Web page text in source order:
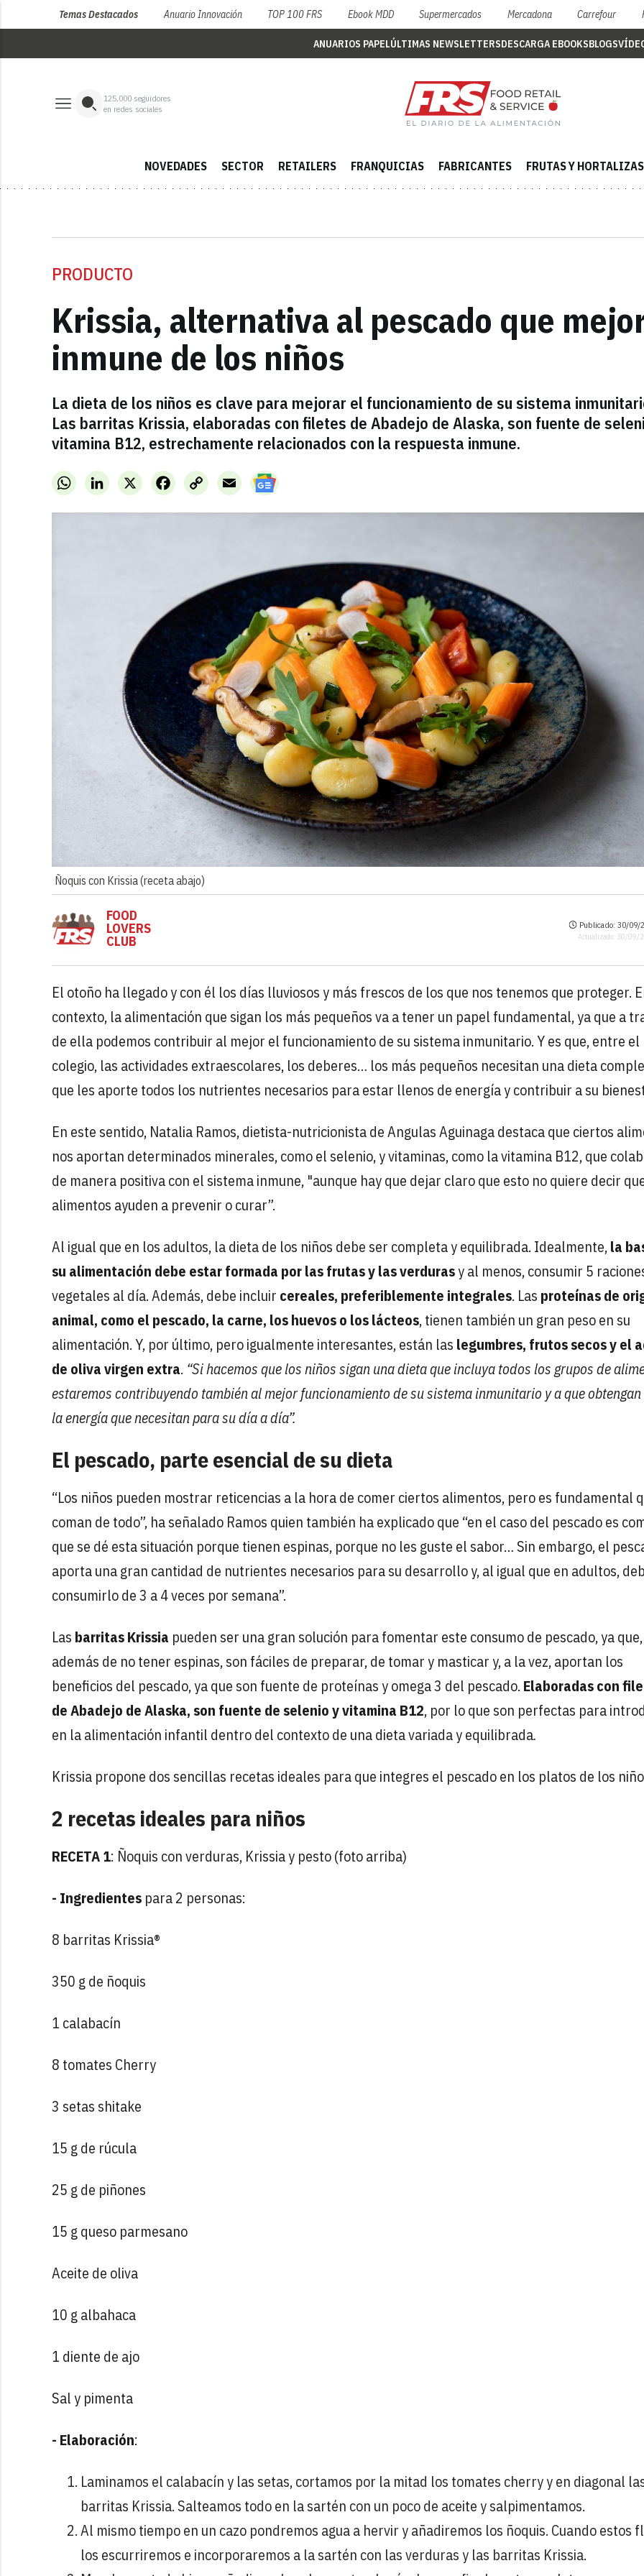
Temas Destacados Anuario Innovación TOP 100 FRS Ebook MDD Supermercados Mercadona Carrefour
ANUARIOS PAPELÚLTIMAS NEWSLETTERSDESCARGA EBOOKSBLOGS
125,000 seguidores
en redes sociales
NOVEDADES SECTOR RETAILERS FRANQUICIAS FABRICANTES FRUTAS Y HORTALIZAS
PRODUCTO
Krissia, alternativa al pescado que
inmune de los niños
La dieta de los niños es clave para mejorar el funcionamiento de su sistema
Las barritas Krissia, elaboradas con filetes de Abadejo de Alaska, son fuente de
vitamina B12, estrechamente relacionados con la respuesta inmune.
WhatsAppLinkedInX FacebookCopy
Link
Email
Ñoquis con Krissia (receta abajo)
FOOD
LOVERS
CLUB
Publicado: 30/09/
Actualizado: 30/09/
El otoño ha llegado y con él los días lluviosos y más frescos de los que nos tenemos que proteger.
contexto, la alimentación que sigan los más pequeños va a tener un papel fundamental, ya que a
de ella podemos contribuir al mejor el funcionamiento de su sistema inmunitario. Y es que, entre el
colegio, las actividades extraescolares, los deberes… los más pequeños necesitan una dieta
que les aporte todos los nutrientes necesarios para estar llenos de energía y contribuir a su
En este sentido, Natalia Ramos, dietista-nutricionista de Angulas Aguinaga destaca que ciertos
nos aportan determinados minerales, como el selenio, y vitaminas, como la vitamina B12, que
de manera positiva con el sistema inmune, "aunque hay que dejar claro que esto no quiere decir
alimentos ayuden a prevenir o curar”.
Al igual que en los adultos, la dieta de los niños debe ser completa y equilibrada. Idealmente,la
su alimentación debe estar formada por las frutas y las verdurasy al menos, consumir 5
vegetales al día. Además, debe incluir cereales, preferiblemente integrales. Las proteínas de
animal, como el pescado, la carne, los huevos o los lácteos, tienen también un gran peso en su
alimentación. Y, por último, pero igualmente interesantes, están las legumbres, frutos secos y el
de oliva virgen extra. “Si hacemos que los niños sigan una dieta que incluya todos los grupos de
estaremos contribuyendo también al mejor funcionamiento de su sistema inmunitario y a que
la energía que necesitan para su día a día”.
El pescado, parte esencial de su dieta
“Los niños pueden mostrar reticencias a la hora de comer ciertos alimentos, pero es fundamental
coman de todo”, ha señalado Ramos quien también ha explicado que “en el caso del pescado es
que se dé esta situación porque tienen espinas, porque no les guste el sabor… Sin embargo, el
aporta una gran cantidad de nutrientes necesarios para su desarrollo y, al igual que en adultos,
consumirlo de 3 a 4 veces por semana”.
Las barritas Krissia pueden ser una gran solución para fomentar este consumo de pescado, ya que,
además de no tener espinas, son fáciles de preparar, de tomar y masticar y, a la vez, aportan los
beneficios del pescado, ya que son fuente de proteínas y omega 3 del pescado. Elaboradas con
de Abadejo de Alaska, son fuente de selenio y vitamina B12, por lo que son perfectas para
en la alimentación infantil dentro del contexto de una dieta variada y equilibrada.
Krissia propone dos sencillas recetas ideales para que integres el pescado en los platos de los
2 recetas ideales para niños
RECETA 1: Ñoquis con verduras, Krissia y pesto (foto arriba)
- Ingredientes para 2 personas:
8 barritas Krissia®
350 g de ñoquis
1 calabacín
8 tomates Cherry
3 setas shitake
15 g de rúcula
25 g de piñones
15 g queso parmesano
Aceite de oliva
10 g albahaca
1 diente de ajo
Sal y pimenta
- Elaboración:
Laminamos el calabacín y las setas, cortamos por la mitad los tomates cherry y en diagonal
barritas Krissia. Salteamos todo en la sartén con un poco de aceite y salpimentamos.
Al mismo tiempo en un cazo pondremos agua a hervir y añadiremos los ñoquis. Cuando estos
los escurriremos e incorporaremos a la sartén con las verduras y las barritas Krissia.